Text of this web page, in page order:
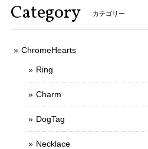
Category カテゴリー
ChromeHearts
Ring
Charm
DogTag
Necklace